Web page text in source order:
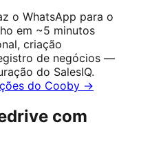
o WhatsApp para o
em ~5 minutos
criação
de negócios —
do SalesIQ.
do Cooby →
com